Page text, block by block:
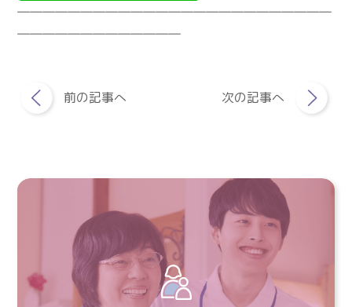
―――――――――――――――――――――――――
―――――――――――――
前の記事へ 次の記事へ